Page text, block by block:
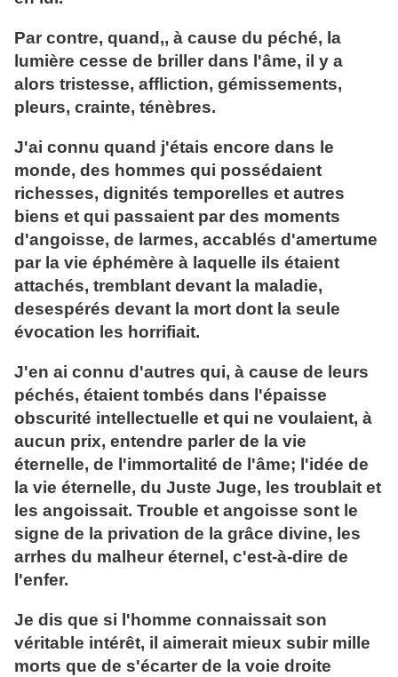
Par contre, quand,, à cause du péché, la
lumière cesse de briller dans l'âme, il y a
alors tristesse, affliction, gémissements,
pleurs, crainte, ténèbres.
J'ai connu quand j'étais encore dans le
monde, des hommes qui possédaient
richesses, dignités temporelles et autres
biens et qui passaient par des moments
d'angoisse, de larmes, accablés d'amertume
par la vie éphémère à laquelle ils étaient
attachés, tremblant devant la maladie,
desespérés devant la mort dont la seule
évocation les horrifiait.
J'en ai connu d'autres qui, à cause de leurs
péchés, étaient tombés dans l'épaisse
obscurité intellectuelle et qui ne voulaient, à
aucun prix, entendre parler de la vie
éternelle, de l'immortalité de l'âme; l'idée de
la vie éternelle, du Juste Juge, les troublait et
les angoissait. Trouble et angoisse sont le
signe de la privation de la grâce divine, les
arrhes du malheur éternel, c'est-à-dire de
l'enfer.
Je dis que si l'homme connaissait son
véritable intérêt, il aimerait mieux subir mille
morts que de s'écarter de la voie droite